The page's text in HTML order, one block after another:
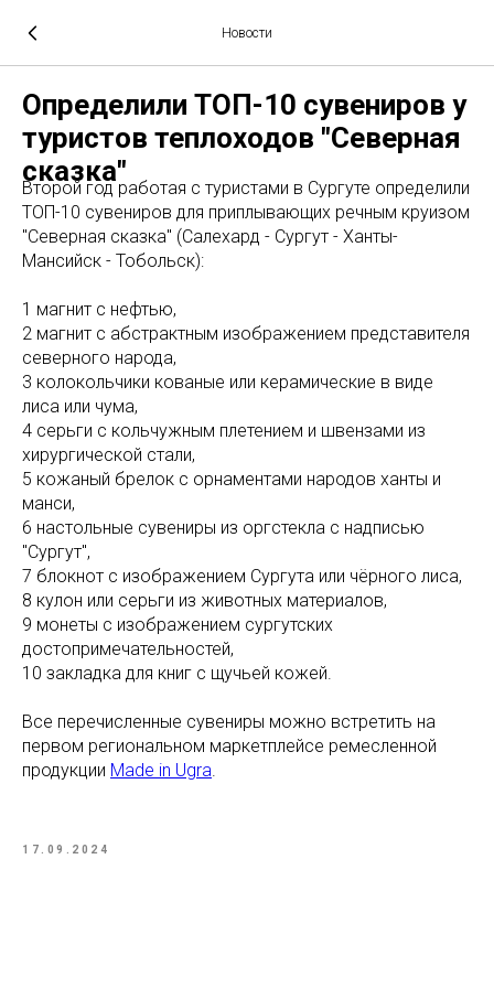
Новости
Определили ТОП-10 сувениров у
туристов теплоходов "Северная
сказка"
Второй год работая с туристами в Сургуте определили
ТОП-10 сувениров для приплывающих речным круизом
"Северная сказка" (Салехард - Сургут - Ханты-
Мансийск - Тобольск):
1 магнит с нефтью,
2 магнит с абстрактным изображением представителя
северного народа,
3 колокольчики кованые или керамические в виде
лиса или чума,
4 серьги с кольчужным плетением и швензами из
хирургической стали,
5 кожаный брелок с орнаментами народов ханты и
манси,
6 настольные сувениры из оргстекла с надписью
"Сургут",
7 блокнот с изображением Сургута или чёрного лиса,
8 кулон или серьги из животных материалов,
9 монеты с изображением сургутских
достопримечательностей,
10 закладка для книг с щучьей кожей.
Все перечисленные сувениры можно встретить на
первом региональном маркетплейсе ремесленной
продукции Made in Ugra.
17.09.2024